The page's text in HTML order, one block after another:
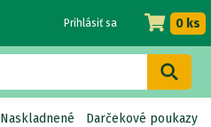
Prihlásiť sa 0 ks
Naskladnené Darčekové poukazy